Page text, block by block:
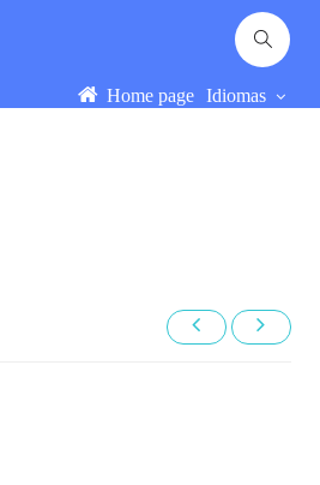
Home page Idiomas